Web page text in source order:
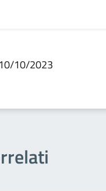
10/10/2023